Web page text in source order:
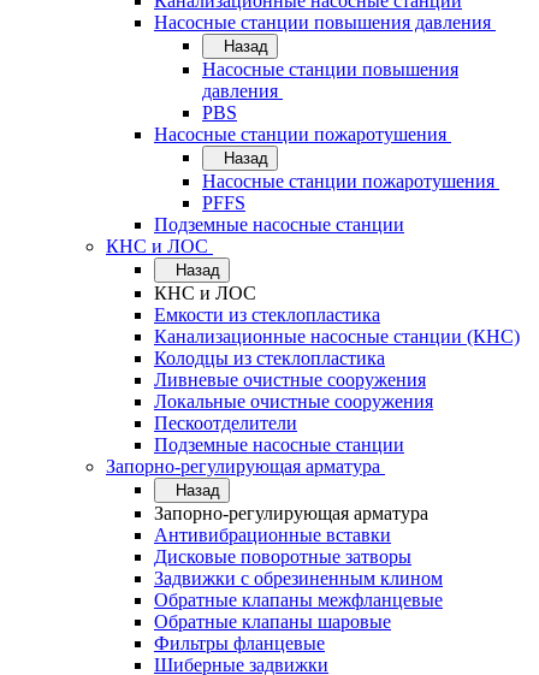
Насосные станции повышения давления
Назад
Насосные станции повышения
давления
PBS
Насосные станции пожаротушения
Назад
Насосные станции пожаротушения
PFFS
Подземные насосные станции
КНС и ЛОС
Назад
КНС и ЛОС
Емкости из стеклопластика
Канализационные насосные станции (КНС)
Колодцы из стеклопластика
Ливневые очистные сооружения
Локальные очистные сооружения
Пескоотделители
Подземные насосные станции
Запорно-регулирующая арматура
Назад
Запорно-регулирующая арматура
Антивибрационные вставки
Дисковые поворотные затворы
Задвижки с обрезиненным клином
Обратные клапаны межфланцевые
Обратные клапаны шаровые
Фильтры фланцевые
Шиберные задвижки